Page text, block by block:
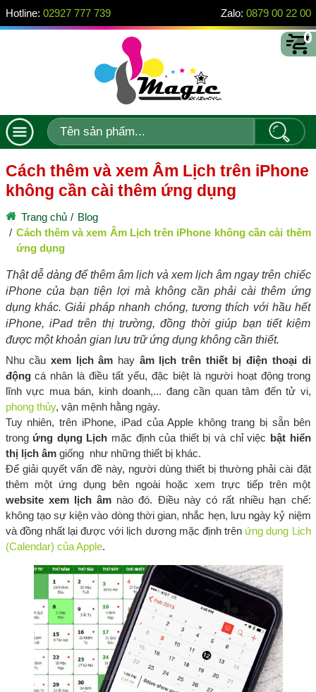
Cách thêm và xem Âm Lịch trên iPhone
không cần cài thêm ứng dụng
Trang chủ
Blog
Cách thêm và xem Âm Lịch trên iPhone không cần cài thêm
ứng dụng
Thật dễ dàng để thêm âm lịch và xem lịch âm ngay trên chiếc
iPhone của bạn tiện lợi mà không cần phải cài thêm ứng
dụng khác. Giải pháp nhanh chóng, tương thích với hầu hết
iPhone, iPad trên thị trường, đồng thời giúp bạn tiết kiệm
được một khoản gian lưu trữ ứng dụng không cần thiết.
Nhu cầu xem lịch âm hay âm lịch trên thiết bị điện thoại di
độngcá nhân là điều tất yếu, đặc biệt là người hoạt động trong
lĩnh vực mua bán, kinh doanh,... đang cần quan tâm đến tử vi,
phong thủy, vận mệnh hằng ngày.
Tuy nhiên, trên iPhone, iPad của Apple không trang bị sẵn bên
trong ứng dụng Lịch mặc định của thiết bị và chỉ việc bật hiển
thị lịch âm giống như những thiết bị khác.
Để giải quyết vấn đề này, người dùng thiết bị thường phải cài đặt
thêm một ứng dụng bên ngoài hoặc xem trực tiếp trên một
website xem lịch âm nào đó. Điều này có rất nhiều hạn chế:
không tạo sự kiện vào dòng thời gian, nhắc hẹn, lưu ngày kỷ niệm
và đồng nhất lại được với lịch dương mặc định trên ứng dụng Lịch
(Calendar) của Apple.
Hotline: 02927 777 739 Zalo: 0879 00 22 00
0